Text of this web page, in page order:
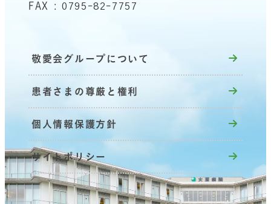
FAX : 0795-82-7757
敬愛会グループについて
患者さまの尊厳と権利
個人情報保護方針
サイトポリシー